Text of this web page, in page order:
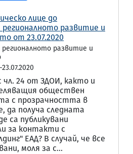
лице до
развитие и
от 23.07.2020
развитие и
чл. 24 от ЗДОИ, както и
обществен
с прозрачността в
да получа следната
са публикувани
за контакти с
ЕАД? В случай, че все
моля за с...